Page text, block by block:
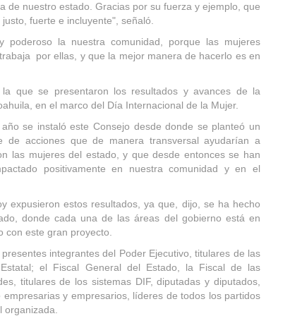
de nuestro estado. Gracias por su fuerza y ejemplo, que
fuerte e incluyente", señaló.
la nuestra comunidad, porque las mujeres
por ellas, y que la mejor manera de hacerlo es en
que se presentaron los resultados y avances de la
en el marco del Día Internacional de la Mujer.
se instaló este Consejo desde donde se planteó un
de acciones que de manera transversal ayudarían a
las mujeres del estado, y que desde entonces se han
positivamente en nuestra comunidad y en el
expusieron estos resultados, ya que, dijo, se ha hecho
donde cada una de las áreas del gobierno está en
este gran proyecto.
integrantes del Poder Ejecutivo, titulares de las
el Fiscal General del Estado, la Fiscal de las
titulares de los sistemas DIF, diputadas y diputados,
y empresarios, líderes de todos los partidos
organizada.